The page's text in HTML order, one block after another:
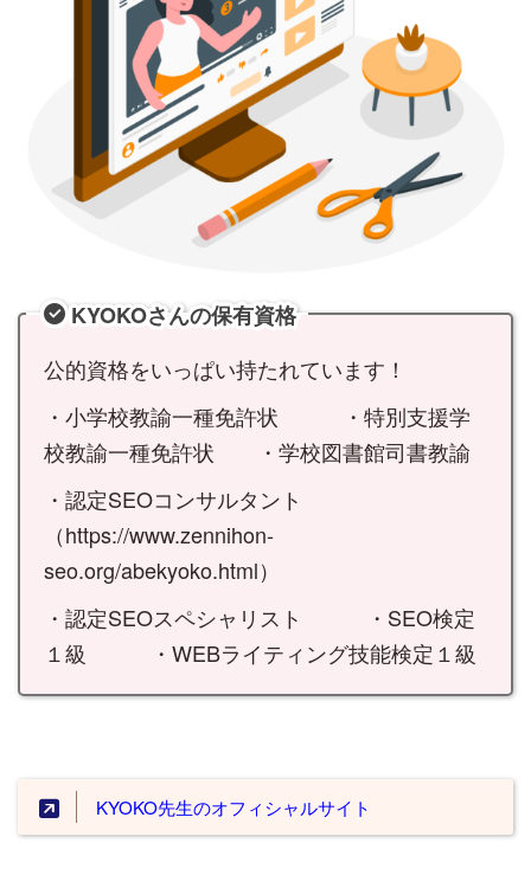
KYOKOさんの保有資格
公的資格をいっぱい持たれています！
・小学校教諭一種免許状 ・特別支援学
校教諭一種免許状 ・学校図書館司書教諭
・認定SEOコンサルタント
（https://www.zennihon-
seo.org/abekyoko.html）
・認定SEOスペシャリスト ・SEO検定
１級 ・WEBライティング技能検定１級
KYOKO先生のオフィシャルサイト